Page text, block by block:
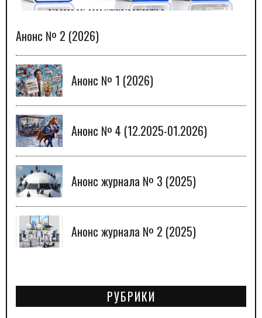
Анонс № 2 (2026)
Анонс № 1 (2026)
Анонс № 4 (12.2025-01.2026)
Анонс журнала № 3 (2025)
Анонс журнала № 2 (2025)
РУБРИКИ